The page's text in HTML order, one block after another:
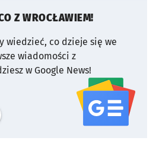
Z WROCŁAWIEM!
wiedzieć, co dzieje się we
wiadomości z
w Google News!
serwisu